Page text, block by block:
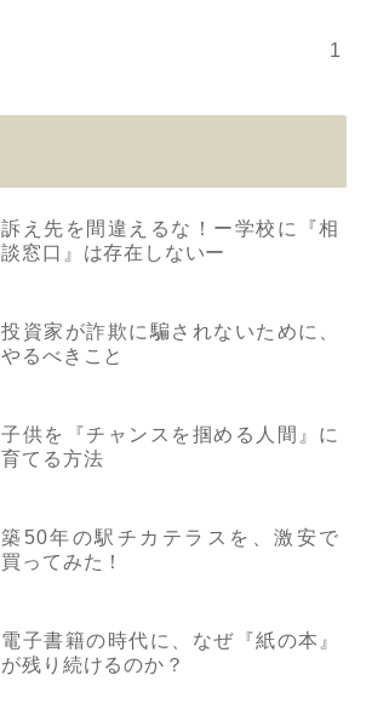
1
訴え先を間違えるな！ー学校に『相
談窓口』は存在しないー
投資家が詐欺に騙されないために、
やるべきこと
子供を『チャンスを掴める人間』に
育てる方法
築50年の駅チカテラスを、激安で
買ってみた！
電子書籍の時代に、なぜ『紙の本』
が残り続けるのか？